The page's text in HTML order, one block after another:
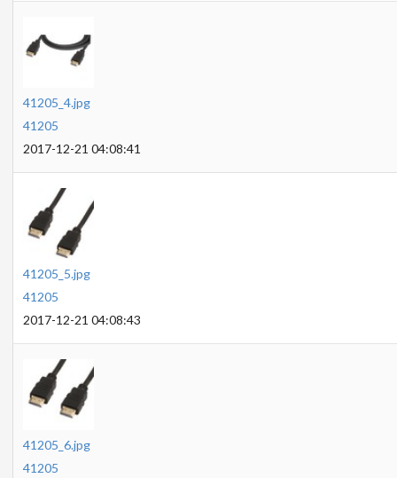
41205_4.jpg
41205
2017-12-21 04:08:41
41205_5.jpg
41205
2017-12-21 04:08:43
41205_6.jpg
41205